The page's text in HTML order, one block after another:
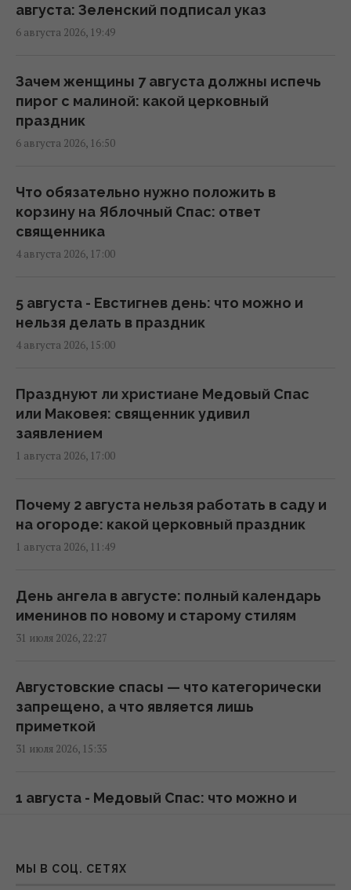
Синоптик назвала области, которые
долгожданное похолодание
13:19 четверг, 06 августа 2026
После аномальной жары в Украину
(карта)
09:31 четверг, 06 августа 2026
Синоптик сообщила об окончании
почувствуют похолодание
08:28 четверг, 06 августа 2026
разогреет аж до +39°
08:03 четверг, 06 августа 2026
Магнитные бури 6-8 августа: когда ждать
07:10 четверг, 06 августа 2026
6 августа пекло в Украине достигнет
06:30 четверг, 06 августа 2026
Глобальное потепление может превысить
месяцы, – ученый
20:52 среда, 05 августа 2026
Эль-Ниньо может привести к голоду в 45
предупреждение
Остался еще один день тотальной сильной
августа: Зеленский подписал указ
6 августа 2026, 19:49
Зачем женщины 7 августа должны испечь
пирог с малиной: какой церковный
праздник
6 августа 2026, 16:50
Что обязательно нужно положить в
корзину на Яблочный Спас: ответ
священника
4 августа 2026, 17:00
5 августа - Евстигнев день: что можно и
нельзя делать в праздник
4 августа 2026, 15:00
Празднуют ли христиане Медовый Спас
или Маковея: священник удивил
заявлением
1 августа 2026, 17:00
Почему 2 августа нельзя работать в саду и
на огороде: какой церковный праздник
1 августа 2026, 11:49
День ангела в августе: полный календарь
именинов по новому и старому стилям
31 июля 2026, 22:27
Августовские спасы — что категорически
запрещено, а что является лишь
приметкой
31 июля 2026, 15:35
1 августа - Медовый Спас: что можно и
МЫ В СОЦ. СЕТЯХ